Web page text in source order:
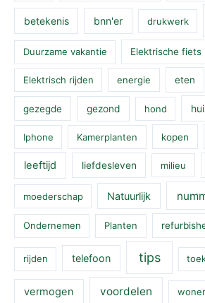
betekenis bnn'er drukwerk
Duurzame vakantie Elektrische fiets
Elektrisch rijden energie eten
gezegde gezond hond
Iphone Kamerplanten kopen
leeftijd liefdesleven milieu
moederschap Natuurlijk
Ondernemen Planten
rijden telefoon tips
vermogen voordelen